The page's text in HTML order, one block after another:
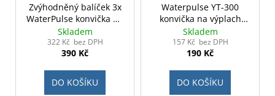
Zvýhodněný balíček 3x
WaterPulse konvička na
výplach nosu
Skladem
322 Kč bez DPH
390 Kč
DO KOŠÍKU
Waterpulse YT-300
konvička na výplach
nosu
Skladem
157 Kč bez DPH
190 Kč
DO KOŠÍKU